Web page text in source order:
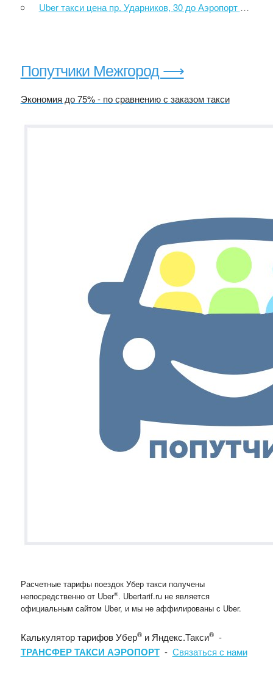
Uber такси цена пр. Ударников, 30 до Аэропорт Пулково
Попутчики Межгород ⟶
Экономия до 75% - по сравнению с заказом такси
Расчетные тарифы поездок Убер такси получены
непосредственно от Uber®. Ubertarif.ru не является
официальным сайтом Uber, и мы не аффилированы с Uber.
Калькулятор тарифов Убер®и Яндекс.Такси® -
ТРАНСФЕР ТАКСИ АЭРОПОРТ- Связаться с нами